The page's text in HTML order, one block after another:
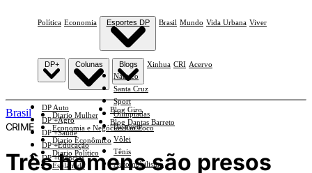
Política Economia Esportes DP
Náutico
Santa Cruz
Sport
Olimpíadas
Basquete
Vôlei
Tênis
Automobilismo
Brasil Mundo Vida Urbana Viver
DP+
DP Auto
DP +Agro
DP +Saúde
DP +Educação
DP +Ciências
Colunas
Diario Mulher
Economia e Negócios Em Foco
Diario Econômico
Diario Político
Esplanada
Blogs
Blog Giro
Blog Dantas Barreto
Xinhua CRI Acervo
Brasil
CRIME
Três homens são presos